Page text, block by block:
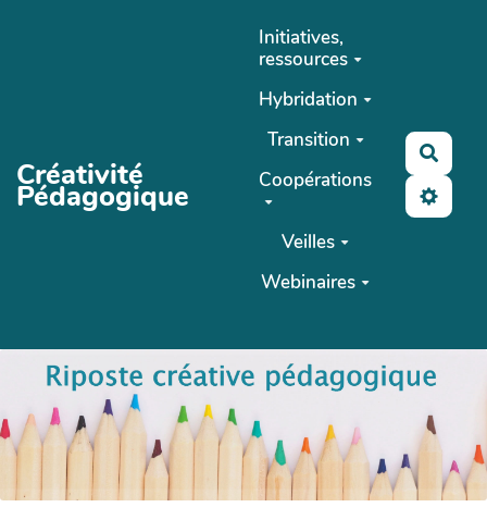
Créativité
Pédagogique
Initiatives,
ressources
Hybridation
Transition
Coopérations
Veilles
Webinaires